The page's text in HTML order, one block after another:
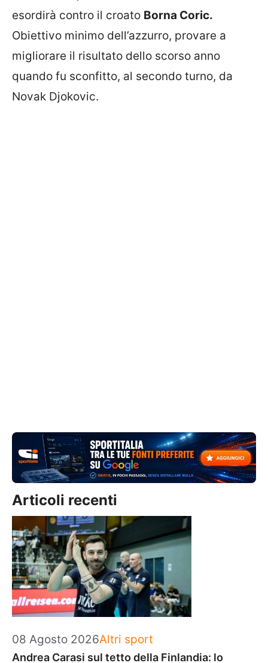
esordirà contro il croato Borna Coric.
Obiettivo minimo dell’azzurro, provare a
migliorare il risultato dello scorso anno
quando fu sconfitto, al secondo turno, da
Novak Djokovic.
Articoli recenti
08 Agosto 2026Categorie
Altri sport
Andrea Carasi sul tetto della Finlandia: lo